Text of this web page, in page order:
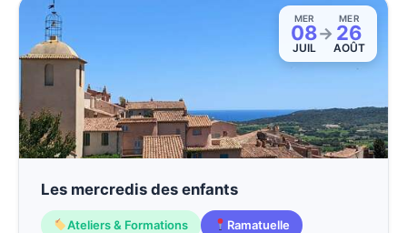
MER
08
JUIL
→
MER
26
AOÛT
Les mercredis des enfants
Ateliers & Formations Ramatuelle